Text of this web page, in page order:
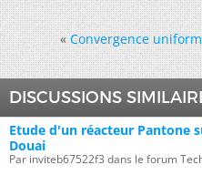
« Convergence
DISCUSSIONS
Etude d'un réacteur Pantone
Douai
Par inviteb67522f3 dans le forum